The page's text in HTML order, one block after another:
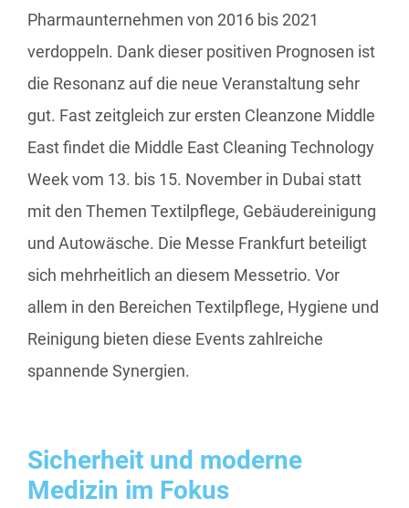
Pharmaunternehmen von 2016 bis 2021
verdoppeln. Dank dieser positiven Prognosen ist
die Resonanz auf die neue Veranstaltung sehr
gut. Fast zeitgleich zur ersten Cleanzone Middle
East findet die Middle East Cleaning Technology
Week vom 13. bis 15. November in Dubai statt
mit den Themen Textilpflege, Gebäudereinigung
und Autowäsche. Die Messe Frankfurt beteiligt
sich mehrheitlich an diesem Messetrio. Vor
allem in den Bereichen Textilpflege, Hygiene und
Reinigung bieten diese Events zahlreiche
spannende Synergien.
Sicherheit und moderne
Medizin im Fokus